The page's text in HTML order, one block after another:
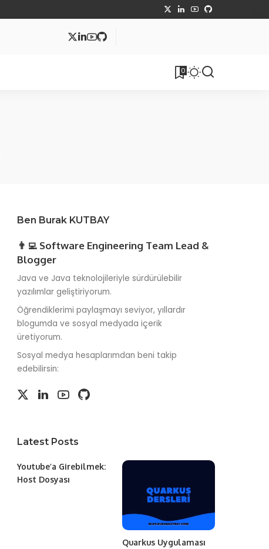
0
Ben Burak KUTBAY
👨‍💻 Software Engineering Team Lead &
Blogger
Java ve Java teknolojileriyle sürdürülebilir
yazılımlar geliştiriyorum.
Öğrendiklerimi paylaşmayı seviyor, yıllardır
blogumda ve sosyal medyada içerik
üretiyorum.
Sosyal medya hesaplarımdan beni takip
edebilirsin:
Latest Posts
Youtube’a Girebilmek:
Host Dosyası
Quarkus Uygulaması